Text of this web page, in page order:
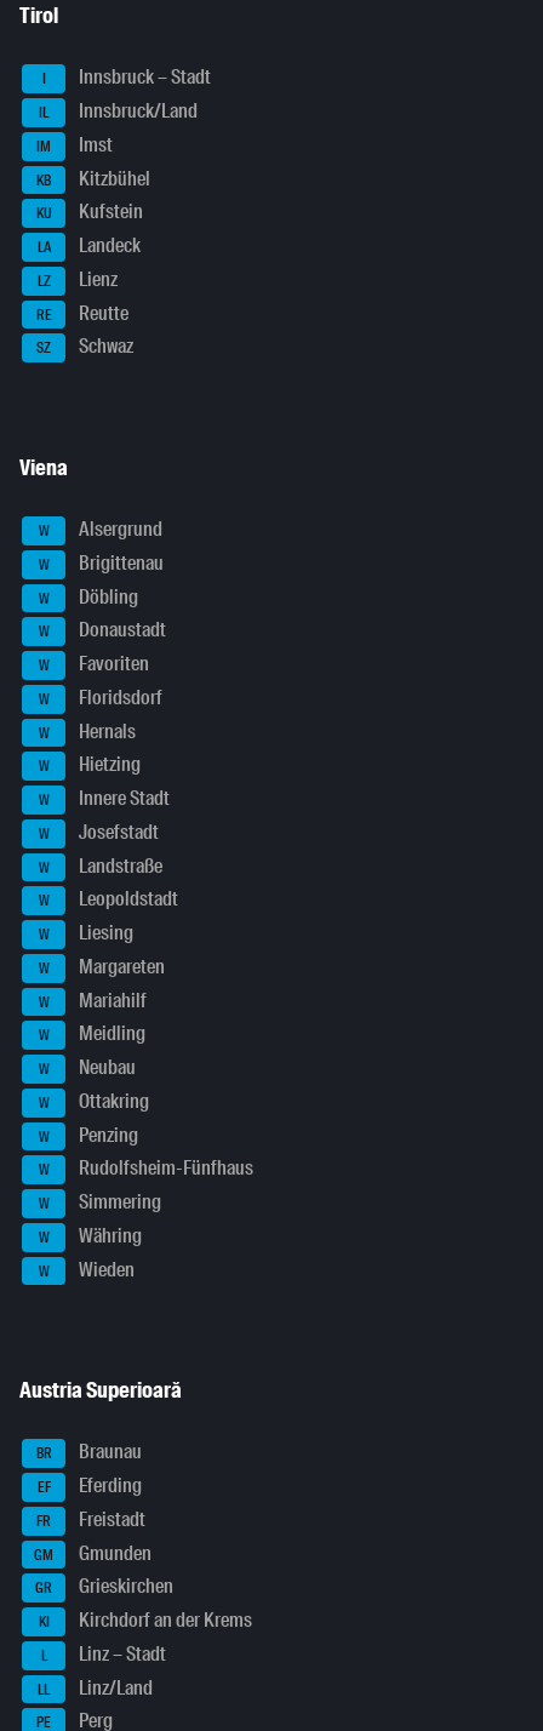
Tirol
I Innsbruck – Stadt
IL Innsbruck/Land
IM Imst
KB Kitzbühel
KU Kufstein
LA Landeck
LZ Lienz
RE Reutte
SZ Schwaz
Viena
W Alsergrund
W Brigittenau
W Döbling
W Donaustadt
W Favoriten
W Floridsdorf
W Hernals
W Hietzing
W Innere Stadt
W Josefstadt
W Landstraße
W Leopoldstadt
W Liesing
W Margareten
W Mariahilf
W Meidling
W Neubau
W Ottakring
W Penzing
W Rudolfsheim-Fünfhaus
W Simmering
W Währing
W Wieden
Austria Superioară
BR Braunau
EF Eferding
FR Freistadt
GM Gmunden
GR Grieskirchen
KI Kirchdorf an der Krems
L Linz – Stadt
LL Linz/Land
PE Perg